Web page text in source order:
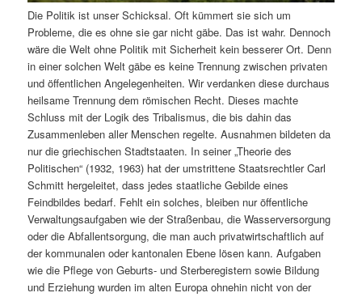
Die Politik ist unser Schicksal. Oft kümmert sie sich um
Probleme, die es ohne sie gar nicht gäbe. Das ist wahr. Dennoch
wäre die Welt ohne Politik mit Sicherheit kein besserer Ort. Denn
in einer solchen Welt gäbe es keine Trennung zwischen privaten
und öffentlichen Angelegenheiten. Wir verdanken diese durchaus
heilsame Trennung dem römischen Recht. Dieses machte
Schluss mit der Logik des Tribalismus, die bis dahin das
Zusammenleben aller Menschen regelte. Ausnahmen bildeten da
nur die griechischen Stadtstaaten. In seiner „Theorie des
Politischen“ (1932, 1963) hat der umstrittene Staatsrechtler Carl
Schmitt hergeleitet, dass jedes staatliche Gebilde eines
Feindbildes bedarf. Fehlt ein solches, bleiben nur öffentliche
Verwaltungsaufgaben wie der Straßenbau, die Wasserversorgung
oder die Abfallentsorgung, die man auch privatwirtschaftlich auf
der kommunalen oder kantonalen Ebene lösen kann. Aufgaben
wie die Pflege von Geburts- und Sterberegistern sowie Bildung
und Erziehung wurden im alten Europa ohnehin nicht von der